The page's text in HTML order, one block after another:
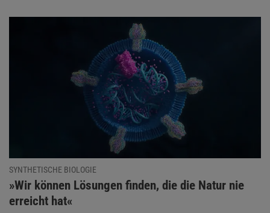
SYNTHETISCHE BIOLOGIE
:
»Wir können Lösungen finden, die die Natur nie
erreicht hat«